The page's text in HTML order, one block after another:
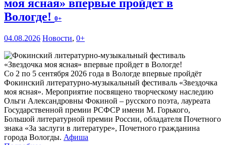
моя ясная» впервые пройдет в
Вологде! 0+
04.08.2026 Новости, 0+
Со 2 по 5 сентября 2026 года в Вологде впервые пройдёт
Фокинский литературно-музыкальный фестиваль «Звездочка
моя ясная». Мероприятие посвящено творческому наследию
Ольги Александровны Фокиной – русского поэта, лауреата
Государственной премии РСФСР имени М. Горького,
Большой литературной премии России, обладателя Почетного
знака «За заслуги в литературе», Почетного гражданина
города Вологды. Афиша